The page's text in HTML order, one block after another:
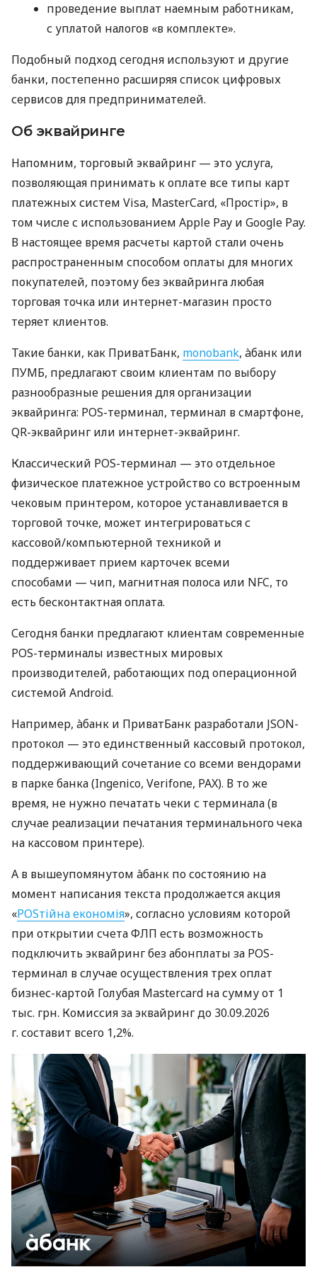
проведение выплат наемным работникам,
с уплатой налогов «в комплекте».
Подобный подход сегодня используют и другие
банки, постепенно расширяя список цифровых
сервисов для предпринимателей.
Об эквайринге
Напомним, торговый эквайринг — это услуга,
позволяющая принимать к оплате все типы карт
платежных систем Visa, MasterCard, «Простір», в
том числе с использованием Apple Pay и Google Pay.
В настоящее время расчеты картой стали очень
распространенным способом оплаты для многих
покупателей, поэтому без эквайринга любая
торговая точка или интернет-магазин просто
теряет клиентов.
Такие банки, как ПриватБанк, monobank, àбанк или
ПУМБ, предлагают своим клиентам по выбору
разнообразные решения для организации
эквайринга: POS-терминал, терминал в смартфоне,
QR-эквайринг или интернет-эквайринг.
Классический POS-терминал — это отдельное
физическое платежное устройство со встроенным
чековым принтером, которое устанавливается в
торговой точке, может интегрироваться с
кассовой/компьютерной техникой и
поддерживает прием карточек всеми
способами — чип, магнитная полоса или NFC, то
есть бесконтактная оплата.
Сегодня банки предлагают клиентам современные
POS-терминалы известных мировых
производителей, работающих под операционной
системой Android.
Например, àбанк и ПриватБанк разработали JSON-
протокол — это единственный кассовый протокол,
поддерживающий сочетание со всеми вендорами
в парке банка (Ingenico, Verifone, PAX). В то же
время, не нужно печатать чеки с терминала (в
случае реализации печатания терминального чека
на кассовом принтере).
А в вышеупомянутом àбанк по состоянию на
момент написания текста продолжается акция
«POSтійна економія», согласно условиям которой
при открытии счета ФЛП есть возможность
подключить эквайринг без абонплаты за POS-
терминал в случае осуществления трех оплат
бизнес-картой Голубая Mastercard на сумму от 1
тыс. грн. Комиссия за эквайринг до 30.09.2026
г. составит всего 1,2%.